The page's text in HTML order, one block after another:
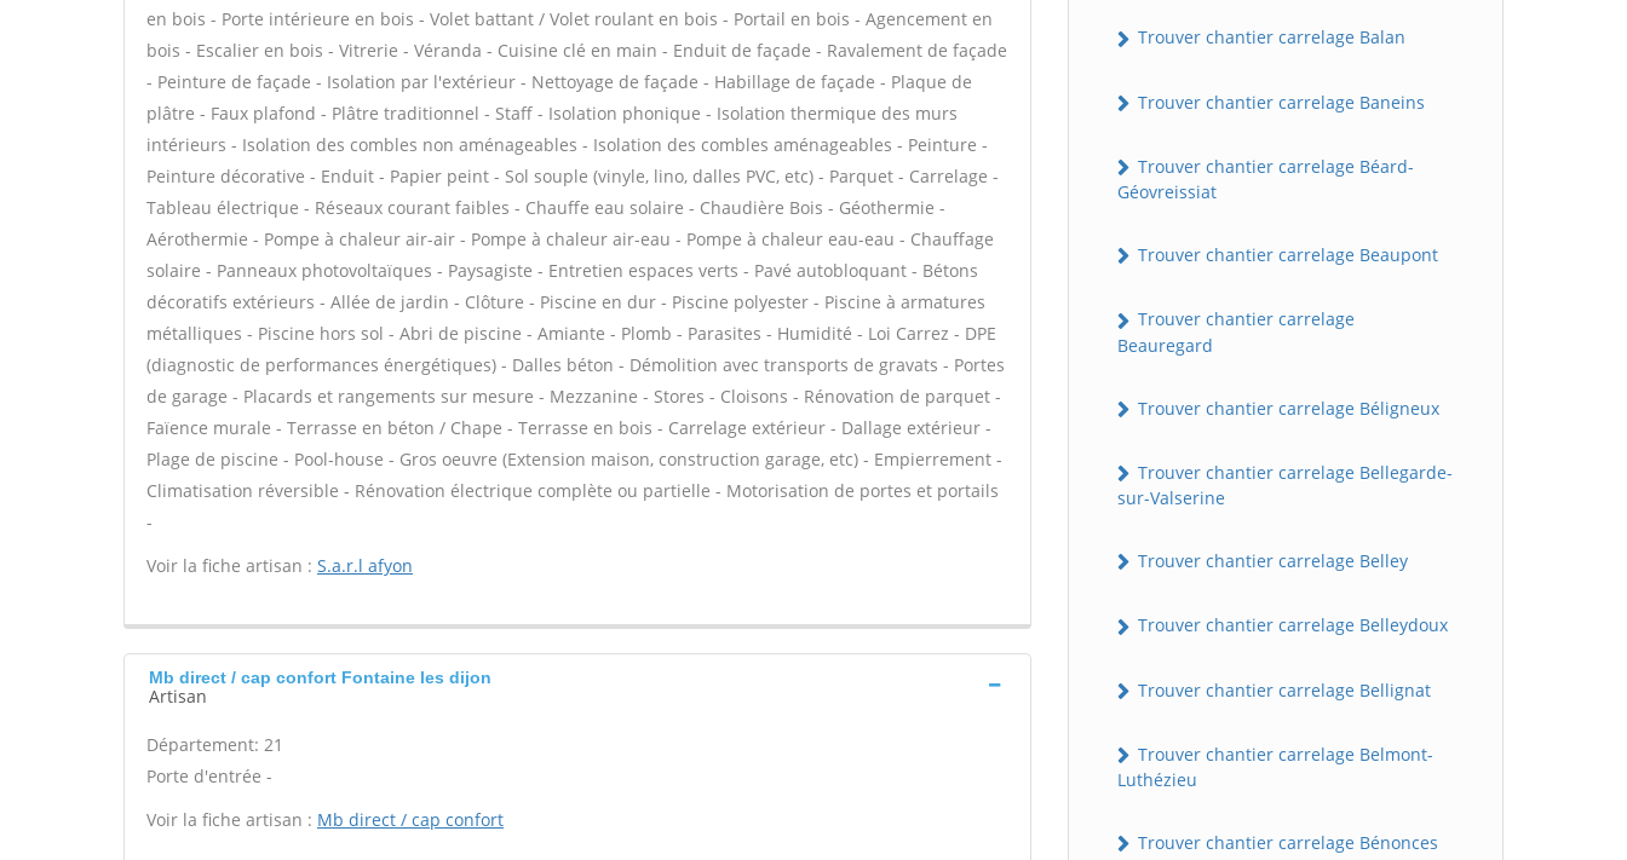
en bois - Porte intérieure en bois - Volet battant / Volet roulant en bois - Portail en bois - Agencement en
bois - Escalier en bois - Vitrerie - Véranda - Cuisine clé en main - Enduit de façade - Ravalement de façade
- Peinture de façade - Isolation par l'extérieur - Nettoyage de façade - Habillage de façade - Plaque de
plâtre - Faux plafond - Plâtre traditionnel - Staff - Isolation phonique - Isolation thermique des murs
intérieurs - Isolation des combles non aménageables - Isolation des combles aménageables - Peinture -
Peinture décorative - Enduit - Papier peint - Sol souple (vinyle, lino, dalles PVC, etc) - Parquet - Carrelage -
Tableau électrique - Réseaux courant faibles - Chauffe eau solaire - Chaudière Bois - Géothermie -
Aérothermie - Pompe à chaleur air-air - Pompe à chaleur air-eau - Pompe à chaleur eau-eau - Chauffage
solaire - Panneaux photovoltaïques - Paysagiste - Entretien espaces verts - Pavé autobloquant - Bétons
décoratifs extérieurs - Allée de jardin - Clôture - Piscine en dur - Piscine polyester - Piscine à armatures
métalliques - Piscine hors sol - Abri de piscine - Amiante - Plomb - Parasites - Humidité - Loi Carrez - DPE
(diagnostic de performances énergétiques) - Dalles béton - Démolition avec transports de gravats - Portes
de garage - Placards et rangements sur mesure - Mezzanine - Stores - Cloisons - Rénovation de parquet -
Faïence murale - Terrasse en béton / Chape - Terrasse en bois - Carrelage extérieur - Dallage extérieur -
Plage de piscine - Pool-house - Gros oeuvre (Extension maison, construction garage, etc) - Empierrement -
Climatisation réversible - Rénovation électrique complète ou partielle - Motorisation de portes et portails
-
Voir la fiche artisan : S.a.r.l afyon
Mb direct / cap confort Fontaine les dijon
Artisan
Département: 21
Porte d'entrée -
Voir la fiche artisan : Mb direct / cap confort
Trouver chantier carrelage Balan
Trouver chantier carrelage Baneins
Trouver chantier carrelage Béard-
Géovreissiat
Trouver chantier carrelage Beaupont
Trouver chantier carrelage
Beauregard
Trouver chantier carrelage Béligneux
Trouver chantier carrelage Bellegarde-
sur-Valserine
Trouver chantier carrelage Belley
Trouver chantier carrelage Belleydoux
Trouver chantier carrelage Bellignat
Trouver chantier carrelage Belmont-
Luthézieu
Trouver chantier carrelage Bénonces